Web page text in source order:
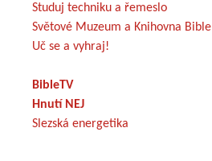
Studuj techniku a řemeslo
Světové Muzeum a Knihovna Bible
Uč se a vyhraj!
BibleTV
Hnutí NEJ
Slezská energetika